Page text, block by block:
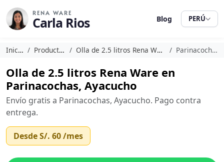
RENA WARE
Carla Rios Blog PERÚ
Inicio Productos Olla de 2.5 litros Rena Ware Parinacochas
Olla de 2.5 litros Rena Ware en
Parinacochas, Ayacucho
Envío gratis a Parinacochas, Ayacucho. Pago contra
entrega.
DesdeS/. 60/mes